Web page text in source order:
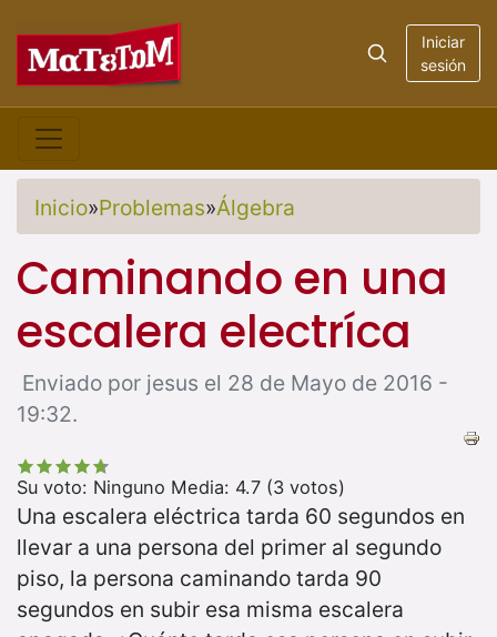
Iniciar
sesión
Inicio»Problemas»Álgebra
Caminando en una
escalera electríca
Enviado por jesus el 28 de Mayo de 2016 -
19:32.
Su voto: Ninguno Media: 4.7 (3 votos)
Una escalera eléctrica tarda 60 segundos en
llevar a una persona del primer al segundo
piso, la persona caminando tarda 90
segundos en subir esa misma escalera